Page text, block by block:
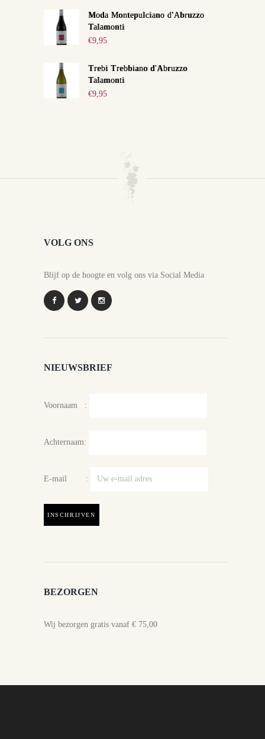
Moda Montepulciano d'Abruzzo
Talamonti
€9,95
Trebi Trebbiano d'Abruzzo
Talamonti
€9,95
VOLG ONS
Blijf op de hoogte en volg ons via Social Media
NIEUWSBRIEF
Voornaam :
Achternaam:
E-mail :
BEZORGEN
Wij bezorgen gratis vanaf € 75,00